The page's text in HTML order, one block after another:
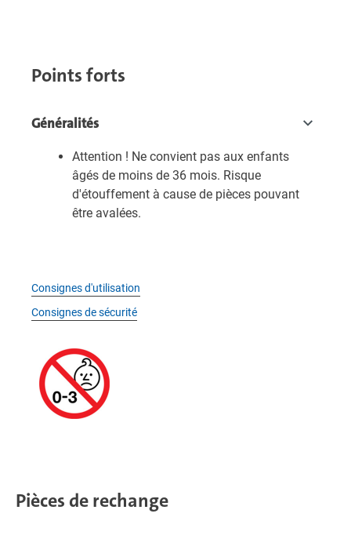
Points forts
Généralités
Attention ! Ne convient pas aux enfants
âgés de moins de 36 mois. Risque
d'étouffement à cause de pièces pouvant
être avalées.
Consignes d'utilisation
Consignes de sécurité
Pièces de rechange